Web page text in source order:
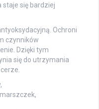
staje się bardziej
Ochroni
czynników
Dzięki tym
się do utrzymania